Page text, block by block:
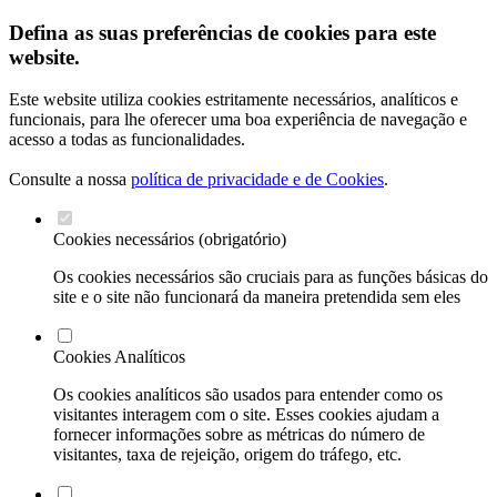
Defina as suas preferências de cookies para este
website.
Este website utiliza cookies estritamente necessários, analíticos e
funcionais, para lhe oferecer uma boa experiência de navegação e
acesso a todas as funcionalidades.
Consulte a nossa política de privacidade e de Cookies.
Cookies necessários (obrigatório)
Os cookies necessários são cruciais para as funções básicas do
site e o site não funcionará da maneira pretendida sem eles
Cookies Analíticos
Os cookies analíticos são usados para entender como os
visitantes interagem com o site. Esses cookies ajudam a
fornecer informações sobre as métricas do número de
visitantes, taxa de rejeição, origem do tráfego, etc.